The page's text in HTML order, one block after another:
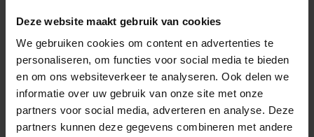
Deze website maakt gebruik van cookies
We gebruiken cookies om content en advertenties te
personaliseren, om functies voor social media te bieden
en om ons websiteverkeer te analyseren. Ook delen we
informatie over uw gebruik van onze site met onze
partners voor social media, adverteren en analyse. Deze
partners kunnen deze gegevens combineren met andere
Of bel ons gewoon even op 030 - 227 2404
Bekijk onze whitepapers